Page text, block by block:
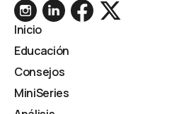
Inicio
Educación
Consejos
MiniSeries